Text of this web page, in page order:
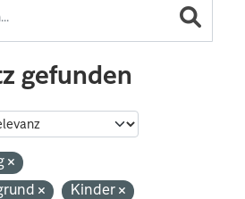
gefunden
Kinder